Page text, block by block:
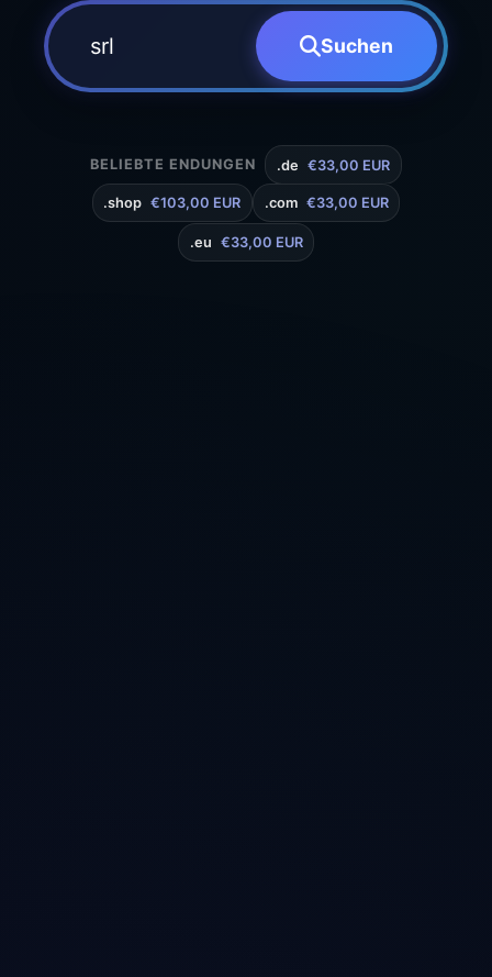
Suchen
BELIEBTE ENDUNGEN .de €33,00 EUR
.shop €103,00 EUR .com €33,00 EUR
.eu €33,00 EUR